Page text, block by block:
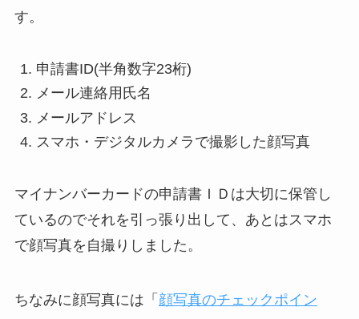
す。
申請書ID(半角数字23桁)
メール連絡用氏名
メールアドレス
スマホ・デジタルカメラで撮影した顔写真
マイナンバーカードの申請書ＩＤは大切に保管し
ているのでそれを引っ張り出して、あとはスマホ
で顔写真を自撮りしました。
ちなみに顔写真には「 顔写真のチェックポイン